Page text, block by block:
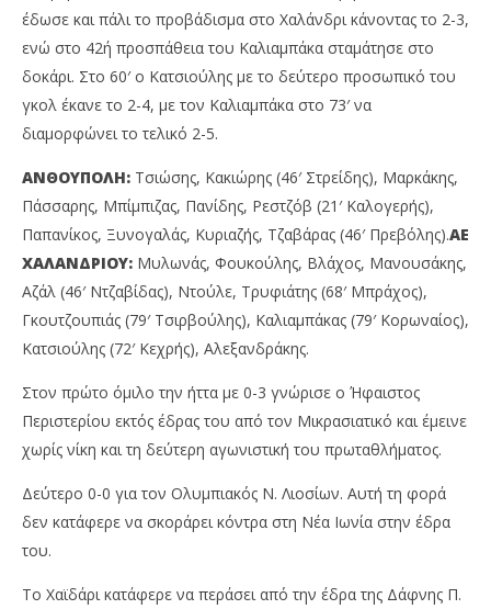
έδωσε και πάλι το προβάδισμα στο Χαλάνδρι κάνοντας το 2-3,
ενώ στο 42΄η προσπάθεια του Καλιαμπάκα σταμάτησε στο
δοκάρι. Στο 60′ ο Κατσιούλης με το δεύτερο προσωπικό του
γκολ έκανε το 2-4, με τον Καλιαμπάκα στο 73′ να
διαμορφώνει το τελικό 2-5.
ΑΝΘΟΥΠΟΛΗ: Τσιώσης, Κακιώρης (46′ Στρείδης), Μαρκάκης,
Πάσσαρης, Μπίμπιζας, Πανίδης, Ρεστζόβ (21′ Καλογερής),
Παπανίκος, Ξυνογαλάς, Κυριαζής, Τζαβάρας (46′ Πρεβόλης).ΑΕ
ΧΑΛΑΝΔΡΙΟΥ: Μυλωνάς, Φουκούλης, Βλάχος, Μανουσάκης,
Αζάλ (46′ Ντζαβίδας), Ντούλε, Τρυφιάτης (68′ Μπράχος),
Γκουτζουπιάς (79′ Τσιρβούλης), Καλιαμπάκας (79′ Κορωναίος),
Κατσιούλης (72′ Κεχρής), Αλεξανδράκης.
Στον πρώτο όμιλο την ήττα με 0-3 γνώρισε ο Ήφαιστος
Περιστερίου εκτός έδρας του από τον Μικρασιατικό και έμεινε
χωρίς νίκη και τη δεύτερη αγωνιστική του πρωταθλήματος.
Δεύτερο 0-0 για τον Ολυμπιακός Ν. Λιοσίων. Αυτή τη φορά
δεν κατάφερε να σκοράρει κόντρα στη Νέα Ιωνία στην έδρα
του.
Το Χαϊδάρι κατάφερε να περάσει από την έδρα της Δάφνης Π.